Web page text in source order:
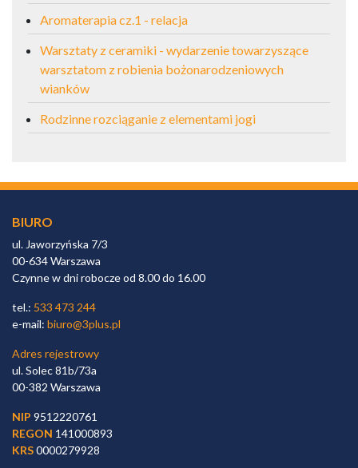
Aromaterapia cz.1 - relacja
Warsztaty z ceramiki - wydarzenie towarzyszące
warsztatom z robienia bożonarodzeniowych
wianków
Rodzinne rozciąganie z elementami jogi
BIURO
ul. Jaworzyńska 7/3
00-634 Warszawa
Czynne w dni robocze od 8.00 do 16.00
tel.: 533 473 244
e-mail: biuro@3plus.pl
Adres rejestrowy
ul. Solec 81b/73a
00-382 Warszawa
NIP 9512220761
REGON 141000893
KRS0000279928